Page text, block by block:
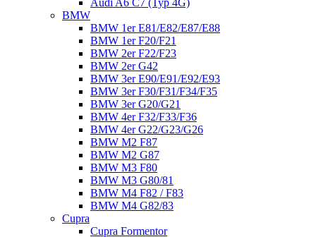
Audi A6 C7 (Typ 4G)
BMW
BMW 1er E81/E82/E87/E88
BMW 1er F20/F21
BMW 2er F22/F23
BMW 2er G42
BMW 3er E90/E91/E92/E93
BMW 3er F30/F31/F34/F35
BMW 3er G20/G21
BMW 4er F32/F33/F36
BMW 4er G22/G23/G26
BMW M2 F87
BMW M2 G87
BMW M3 F80
BMW M3 G80/81
BMW M4 F82 / F83
BMW M4 G82/83
Cupra
Cupra Formentor